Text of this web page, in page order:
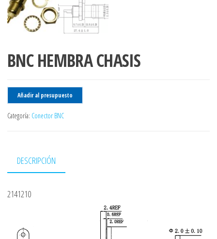
BNC HEMBRA CHASIS
Añadir al presupuesto
Categoría: Conector BNC
DESCRIPCIÓN
2141210